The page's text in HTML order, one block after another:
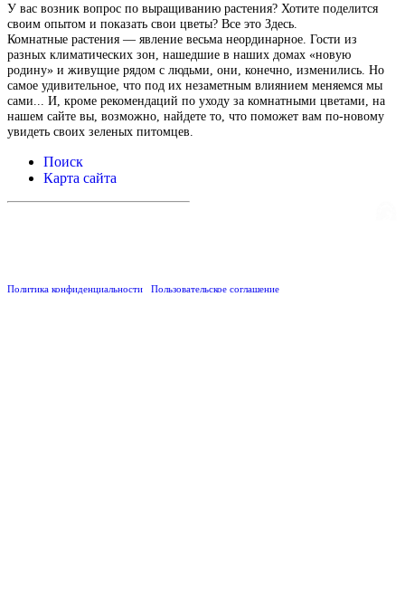
У вас возник вопрос по выращиванию растения? Хотите поделится
своим опытом и показать свои цветы? Все это Здесь.
Комнатные растения — явление весьма неординарное. Гости из
разных климатических зон, нашедшие в наших домах «новую
родину» и живущие рядом с людьми, они, конечно, изменились. Но
самое удивительное, что под их незаметным влиянием меняемся мы
сами... И, кроме рекомендаций по уходу за комнатными цветами, на
нашем сайте вы, возможно, найдете то, что поможет вам по-новому
увидеть своих зеленых питомцев.
Поиск
Карта сайта
Политика конфиденциальности
Пользовательское соглашение